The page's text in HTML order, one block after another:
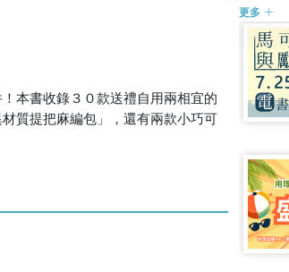
本書收錄３０款送禮自用兩相宜的
質提把麻編包」，還有兩款小巧可
更多